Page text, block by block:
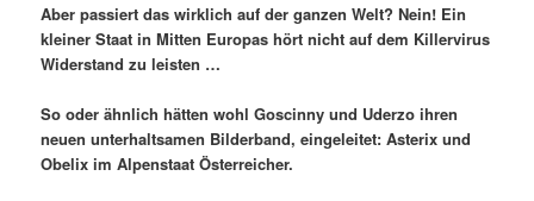
Aber passiert das wirklich auf der ganzen Welt? Nein! Ein
kleiner Staat in Mitten Europas hört nicht auf dem Killervirus
Widerstand zu leisten …
So oder ähnlich hätten wohl Goscinny und Uderzo ihren
neuen unterhaltsamen Bilderband, eingeleitet: Asterix und
Obelix im Alpenstaat Österreicher.